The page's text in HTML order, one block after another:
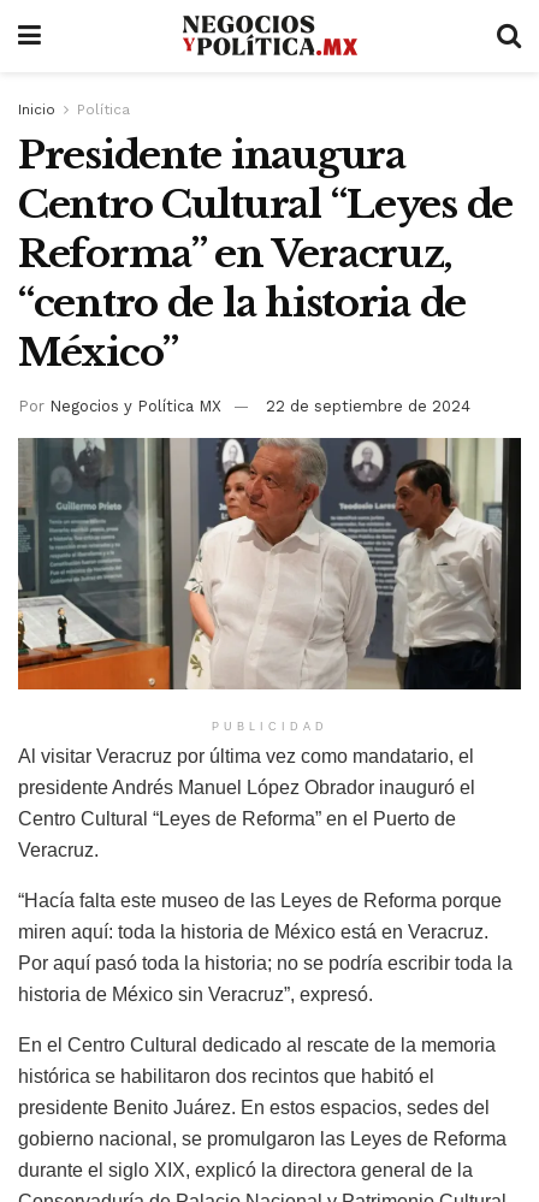
Inicio Política
Presidente inaugura
Centro Cultural “Leyes de
Reforma” en Veracruz,
“centro de la historia de
México”
Por Negocios y Política MX 22 de septiembre de 2024
PUBLICIDAD
Al visitar Veracruz por última vez como mandatario, el
presidente Andrés Manuel López Obrador inauguró el
Centro Cultural “Leyes de Reforma” en el Puerto de
Veracruz.
“Hacía falta este museo de las Leyes de Reforma porque
miren aquí: toda la historia de México está en Veracruz.
Por aquí pasó toda la historia; no se podría escribir toda la
historia de México sin Veracruz”, expresó.
En el Centro Cultural dedicado al rescate de la memoria
histórica se habilitaron dos recintos que habitó el
presidente Benito Juárez. En estos espacios, sedes del
gobierno nacional, se promulgaron las Leyes de Reforma
durante el siglo XIX, explicó la directora general de la